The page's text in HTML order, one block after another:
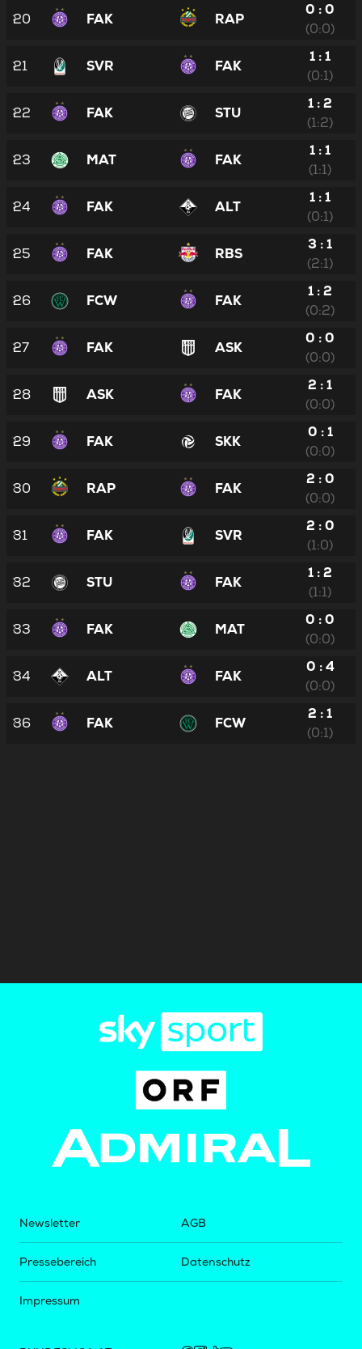
20 FAK RAP
0 : 0
(0:0)
21 SVR FAK
1 : 1
(0:1)
22 FAK STU
1 : 2
(1:2)
23 MAT FAK
1 : 1
(1:1)
24 FAK ALT
1 : 1
(0:1)
25 FAK RBS
3 : 1
(2:1)
26 FCW FAK
1 : 2
(0:2)
27 FAK ASK
0 : 0
(0:0)
28 ASK FAK
2 : 1
(0:0)
29 FAK SKK
0 : 1
(0:0)
30 RAP FAK
2 : 0
(0:0)
31 FAK SVR
2 : 0
(1:0)
32 STU FAK
1 : 2
(1:1)
33 FAK MAT
0 : 0
(0:0)
34 ALT FAK
0 : 4
(0:0)
36 FAK FCW
2 : 1
(0:1)
Newsletter
Pressebereich
Impressum
AGB
Datenschutz